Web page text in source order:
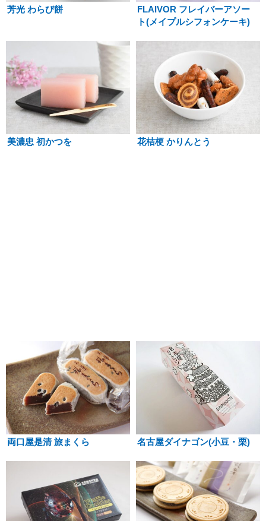
芳光 わらび餅
FLAIVOR フレイバーアソー
ト(メイプルシフォンケーキ)
美濃忠 初かつを 花桔梗 かりんとう
両口屋是清 旅まくら 名古屋ダイナゴン(小豆・栗)